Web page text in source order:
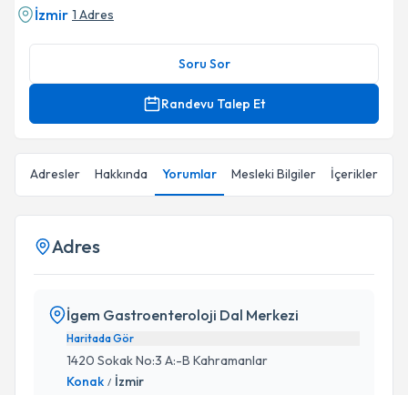
İzmir 1 Adres
Soru Sor
Randevu Talep Et
Adresler Hakkında Yorumlar Mesleki Bilgiler İçerikler
Adres
İgem Gastroenteroloji Dal Merkezi
Haritada Gör
1420 Sokak No:3 A:-B Kahramanlar
Konak / İzmir